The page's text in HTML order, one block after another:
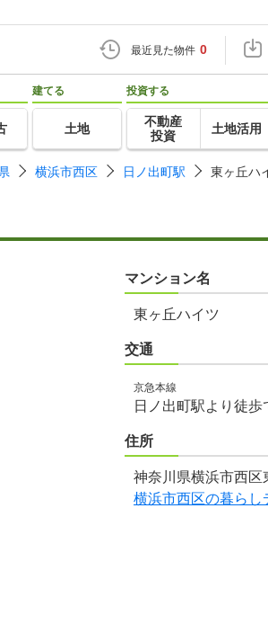
最近見た物件 0
建てる
土地
投資する
不動産
投資
土地活用
横浜市西区 日ノ出町駅 東ヶ丘ハ
マンション名
東ヶ丘ハイツ
交通
京急本線
日ノ出町駅より徒歩
住所
神奈川県横浜市西区
横浜市西区の暮らし